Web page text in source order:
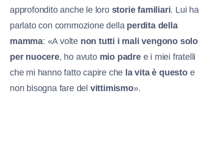
approfondito anche le loro storie familiari. Lui ha
parlato con commozione della perdita della
mamma: «A volte non tutti i mali vengono solo
per nuocere, ho avuto mio padree i miei fratelli
che mi hanno fatto capire che la vita è questoe
non bisogna fare del vittimismo».